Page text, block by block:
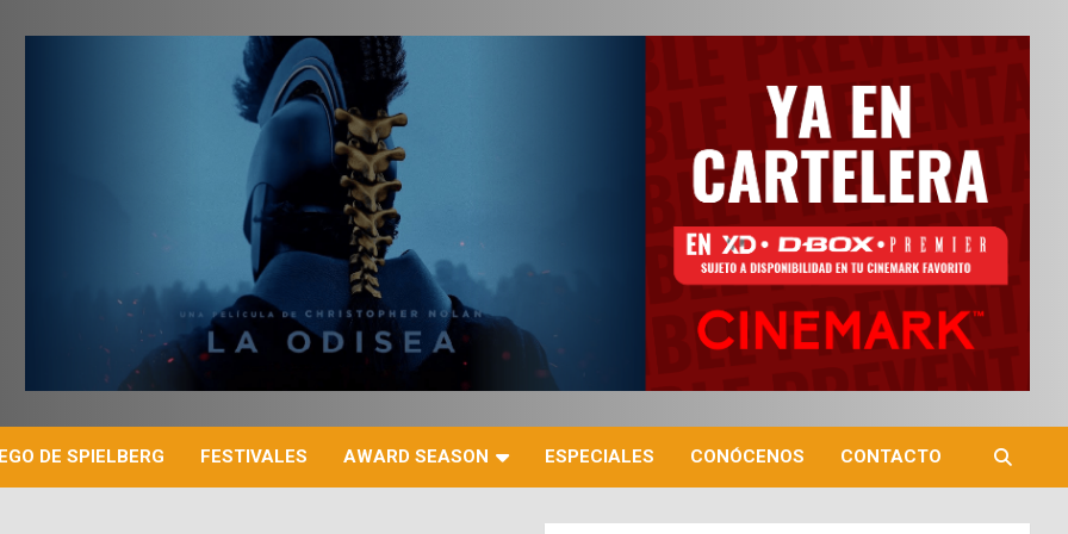
DE SPIELBERG FESTIVALES AWARD SEASON ESPECIALES CONÓCENOS CONTACTO